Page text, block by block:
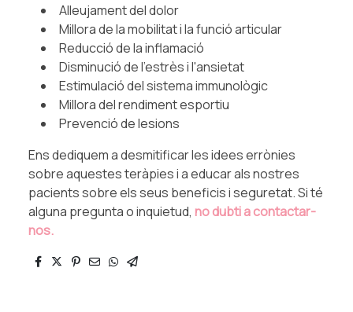
Alleujament del dolor
Millora de la mobilitat i la funció articular
Reducció de la inflamació
Disminució de l'estrès i l'ansietat
Estimulació del sistema immunològic
Millora del rendiment esportiu
Prevenció de lesions
Ens dediquem a desmitificar les idees errònies
sobre aquestes teràpies i a educar als nostres
pacients sobre els seus beneficis i seguretat. Si té
alguna pregunta o inquietud, no dubti a contactar-
nos.